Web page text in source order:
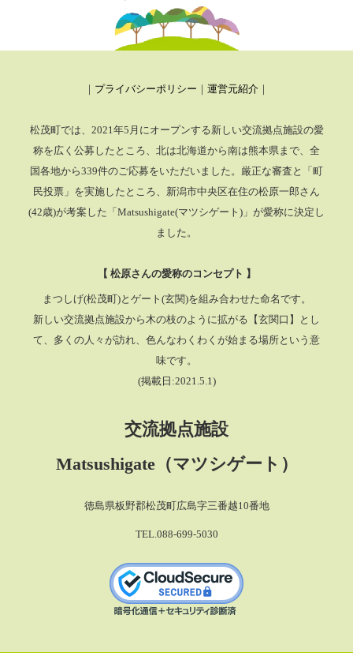
｜ プライバシーポリシー ｜ 運営元紹介 ｜
松茂町では、2021年5月にオープンする新しい交流拠点施設の愛
称を広く公募したところ、 北は北海道から南は熊本県まで、全
国各地から339件のご応募をいただいました。厳正な審査と「町
民投票」を実施したところ、 新潟市中央区在住の松原一郎さん
(42歳)が考案した「Matsushigate(マツシゲート)」が愛称に決定し
ました。
【 松原さんの愛称のコンセプト 】
まつしげ(松茂町)とゲート(玄関)を組み合わせた命名です。
新しい交流拠点施設から木の枝のように拡がる【玄関口】とし
て、多くの人々が訪れ、色んなわくわくが始まる場所という意
味です。
(掲載日:2021.5.1)
交流拠点施設
Matsushigate（マツシゲート）
徳島県板野郡松茂町広島字三番越10番地
TEL.088-699-5030